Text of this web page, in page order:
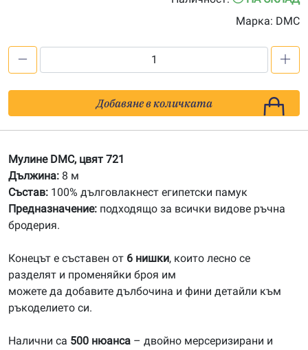
Марка: DMC
Мулине
DMC
Добавяне в количката
Мулине DMC, цвят 721
Дължина: 8 м
Състав: 100% дълговлакнест египетски памук
Предназначение: подходящо за всички видове ръчна
бродерия.
Конецът е съставен от 6 нишки, които лесно се
разделят и променяйки броя им
можете да добавите дълбочина и фини детайли към
ръкоделието си.
Налични са 500 нюанса – двойно мерсеризирани и